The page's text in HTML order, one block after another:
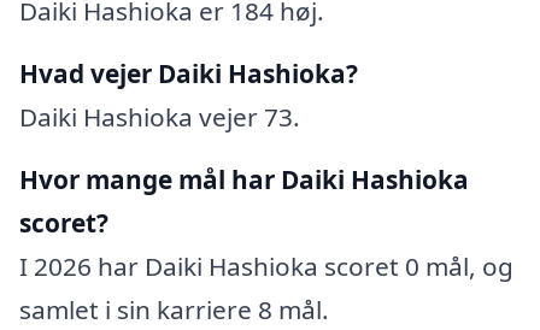
Daiki Hashioka er 184 høj.
Hvad vejer Daiki Hashioka?
Daiki Hashioka vejer 73.
Hvor mange mål har Daiki Hashioka
scoret?
I 2026 har Daiki Hashioka scoret 0 mål, og
samlet i sin karriere 8 mål.